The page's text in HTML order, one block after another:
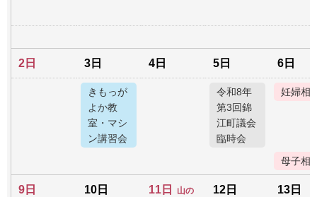
2日 3日 4日 5日 6日
きもっが
よか教
室・マシ
ン講習会
令和8年
第3回錦
江町議会
臨時会
妊婦相
母子相
9日 10日 11日
山の
12日 13日